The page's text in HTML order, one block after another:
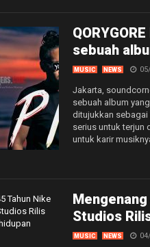
sebuah
MUSIC NEWS
Jakarta,
sebuah album
ditujukkan sebagai
serius untuk terjun
untuk karir
Studios
MUSIC NEWS